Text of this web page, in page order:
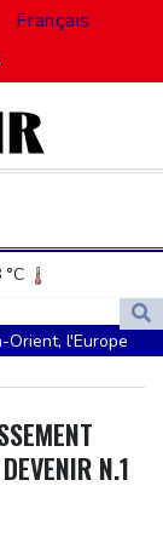
Français
°C
18 °C
24 °C
°C
Orient, l'Europe
morts près de
N.1